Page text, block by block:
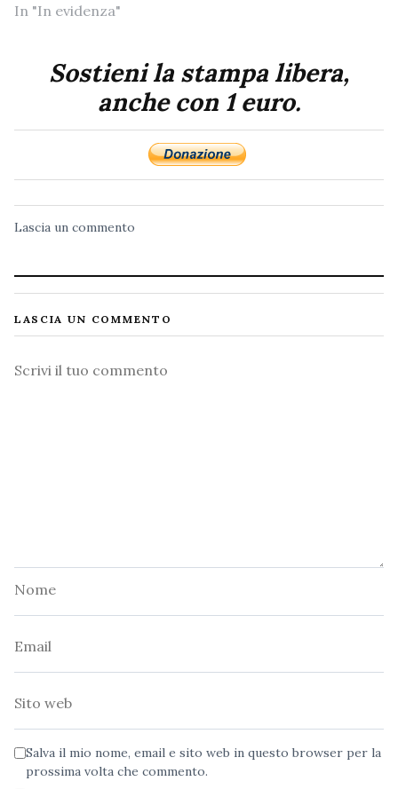
In "In evidenza"
Sostieni la stampa libera,
anche con 1 euro.
Lascia un commento
LASCIA UN COMMENTO
Commento
Salva il mio nome, email e sito web in questo browser per la
prossima volta che commento.